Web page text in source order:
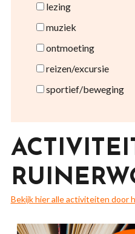
lezing
muziek
ontmoeting
reizen/excursie
sportief/beweging
Bekijk hier alle activiteiten door